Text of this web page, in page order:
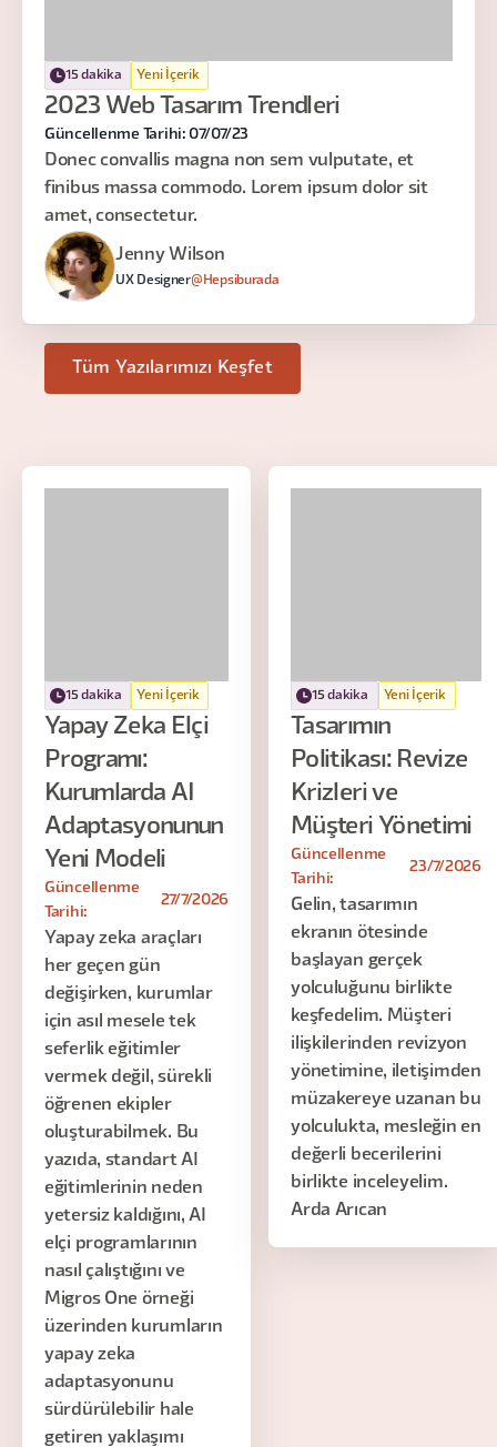
15 dakika Yeni İçerik
2023 Web Tasarım Trendleri
Güncellenme Tarihi: 07/07/23
Donec convallis magna non sem vulputate, et
finibus massa commodo. Lorem ipsum dolor sit
amet, consectetur.
Jenny Wilson
UX Designer@Hepsiburada
Tüm Yazılarımızı Keşfet
15 dakika Yeni İçerik
Yapay Zeka Elçi
Programı:
Kurumlarda AI
Adaptasyonunun
Yeni Modeli
Güncellenme
Tarihi:
27/7/2026
Yapay zeka araçları
her geçen gün
değişirken, kurumlar
için asıl mesele tek
seferlik eğitimler
vermek değil, sürekli
öğrenen ekipler
oluşturabilmek. Bu
yazıda, standart AI
eğitimlerinin neden
yetersiz kaldığını, AI
elçi programlarının
nasıl çalıştığını ve
Migros One örneği
üzerinden kurumların
yapay zeka
adaptasyonunu
sürdürülebilir hale
getiren yaklaşımı
15 dakika Yeni İçerik
Tasarımın
Politikası: Revize
Krizleri ve
Müşteri Yönetimi
Güncellenme
Tarihi:
23/7/2026
Gelin, tasarımın
ekranın ötesinde
başlayan gerçek
yolculuğunu birlikte
keşfedelim. Müşteri
ilişkilerinden revizyon
yönetimine, iletişimden
müzakereye uzanan bu
yolculukta, mesleğin en
değerli becerilerini
birlikte inceleyelim.
Arda Arıcan